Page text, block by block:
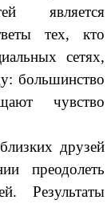
является
тех, кто
сетях,
большинство
чувство
друзей
преодолеть
Результаты